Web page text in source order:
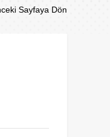
Sayfaya Dön